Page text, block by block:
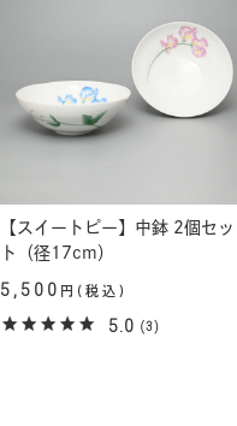
【スイートピー】中鉢 2個セッ
ト（径17cm）
5,500 円(税込)
5.0 (3)